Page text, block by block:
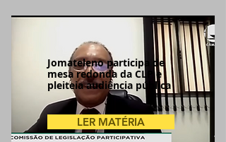
Jomateleno participa de
mesa redonda da CLP e
pleiteia audiência pública
LER MATÉRIA